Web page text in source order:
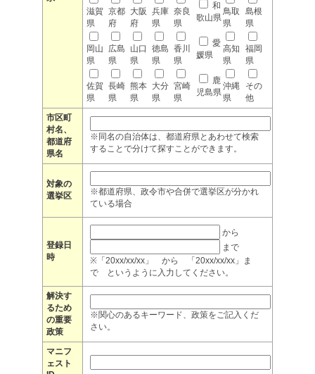
滋賀
県
京都
府
大阪
府
兵庫
県
奈良
県
和
歌山県
鳥取
県
島根
県
岡山
県
広島
県
山口
県
徳島
県
香川
県
愛
媛県
高知
県
福岡
県
佐賀
県
長崎
県
熊本
県
大分
県
宮崎
県
鹿
児島県
沖縄
県
その
他
市区町
村名、
都道府
県名
※同名の自治体は、都道府県とあわせて検索
することで分けて探すことができます。
対象の
選挙区
※都道府県、政令市や合併で選挙区が分かれ
ている場合
登録日
時
から
まで
※「20xx/xx/xx」 から 「20xx/xx/xx」ま
で というように入力してください。
解決す
るため
の重要
政策
※関心のあるキーワード、政策をご記入くだ
さい。
マニフ
ェスト